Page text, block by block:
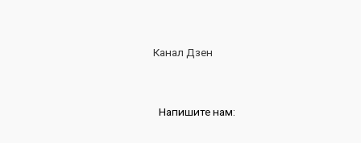
Канал Дзен
Напишите нам: